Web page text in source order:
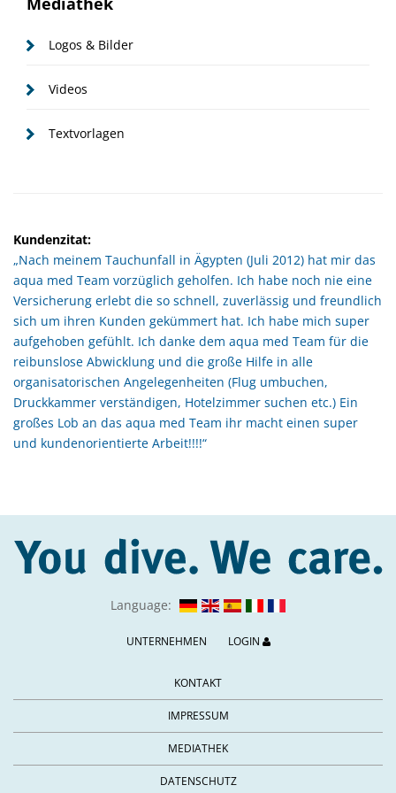
Logos & Bilder
Videos
Textvorlagen
Kundenzitat:
„Nach meinem Tauchunfall in Ägypten (Juli 2012) hat mir das
aqua med Team vorzüglich geholfen. Ich habe noch nie eine
Versicherung erlebt die so schnell, zuverlässig und freundlich
sich um ihren Kunden gekümmert hat. Ich habe mich super
aufgehoben gefühlt. Ich danke dem aqua med Team für die
reibunslose Abwicklung und die große Hilfe in alle
organisatorischen Angelegenheiten (Flug umbuchen,
Druckkammer verständigen, Hotelzimmer suchen etc.) Ein
großes Lob an das aqua med Team ihr macht einen super
und kundenorientierte Arbeit!!!!“
Aktuelle
Deutsch.
Language:
UNTERNEHMEN LOGIN
KONTAKT
IMPRESSUM
MEDIATHEK
DATENSCHUTZ